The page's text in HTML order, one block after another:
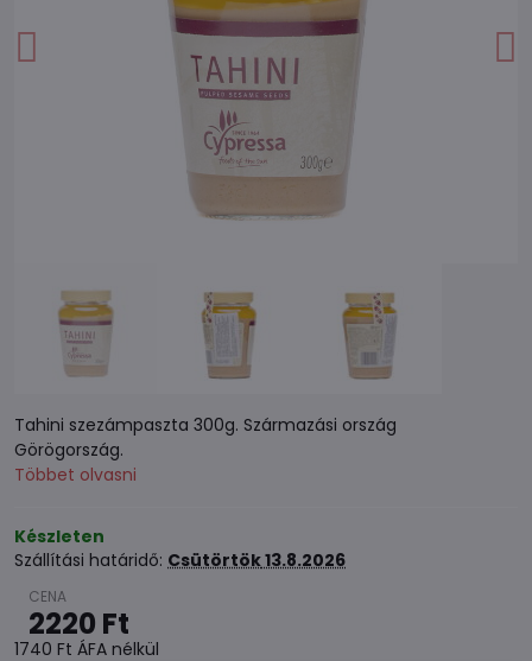
Tahini szezámpaszta 300g. Származási ország
Görögország.
Többet olvasni
Készleten
Szállítási határidő: Csütörtök13.8.2026
2220 Ft
1740 Ft ÁFA nélkül